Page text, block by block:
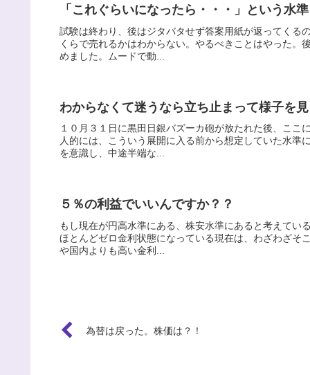
「これぐらいになったら・・・」という水
試験は終わり、後はジタバタせず答案用紙が返ってくる
くらで売れるかはわからない。やるべきことはやった
めました。ムードで動...
わからなくて迷うなら立ち止まって様子を
１０月３１日に黒田日銀バズーカ砲が放たれた後、こ
人的には、こういう展開に入る前から想定していた水
を意識し、中途半端な...
５％の利益でいいんですか？？
もし現在が円高水準にある、株安水準にあると考えて
ほとんどゼロ金利状態になっている現在は、わざわざそ
や国内よりも高い金利...
為替は戻った。株価は？！